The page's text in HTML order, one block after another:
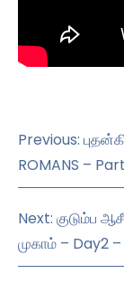
Previous:
ROMANS –
Next: குடும்ப
முகாம் – Day2